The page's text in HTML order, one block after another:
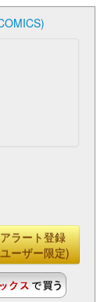
ラート登録
ーザー限定)